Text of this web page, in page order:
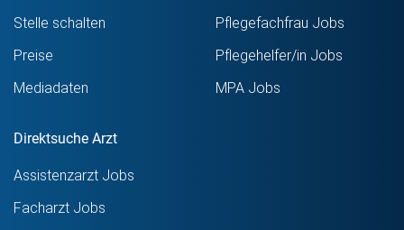
Stelle schalten
Preise
Mediadaten
Pflegefachfrau Jobs
Pflegehelfer/in Jobs
MPA Jobs
Direktsuche Arzt
Assistenzarzt Jobs
Facharzt Jobs